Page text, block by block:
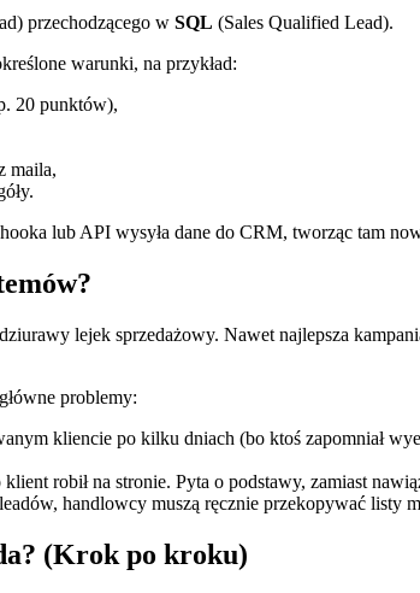
przechodzącego w SQL (Sales Qualified Lead).
warunki, na przykład:
20 punktów),
maila,
lub API wysyła dane do CRM, tworząc tam
lejek sprzedażowy. Nawet najlepsza
problemy:
kliencie po kilku dniach (bo ktoś zapomniał
robił na stronie. Pyta o podstawy, zamiast
handlowcy muszą ręcznie przekopywać listy
(Krok po kroku)